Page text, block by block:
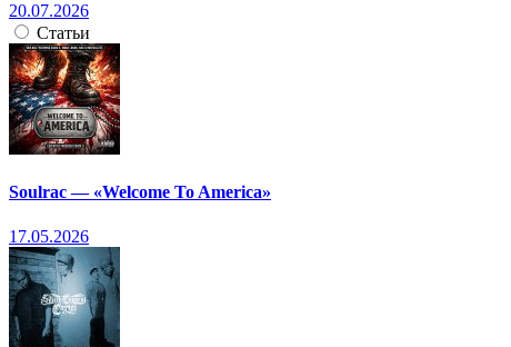
20.07.2026
Статьи
Soulrac — «Welcome To America»
17.05.2026